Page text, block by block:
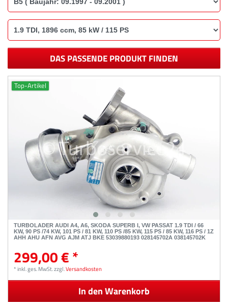
DAS PASSENDE PRODUKT FINDEN
Top-Artikel
TURBOLADER AUDI A4, A6, SKODA SUPERB I, VW PASSAT 1.9 TDI / 66
KW, 90 PS /74 KW, 101 PS / 81 KW, 110 PS /85 KW, 115 PS / 85 KW, 116 PS / 1Z
AHH AHU AFN AVG AJM ATJ BKE 53039880193 028145702A 038145702K
299,00 € *
*inkl. ges. MwSt.zzgl.Versandkosten
In den Warenkorb